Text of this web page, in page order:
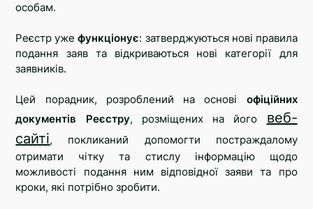
особам.
Реєстр ужефункціонує: затверджуються нові правила
подання заяв та відкриваються нові категорії для
заявників.
Цей порадник, розроблений на основі офіційних
документів Реєстру, розміщених на його веб-
сайті, покликаний допомогти постраждалому
отримати чітку та стислу інформацію щодо
можливості подання ним відповідної заяви та про
кроки, які потрібно зробити.